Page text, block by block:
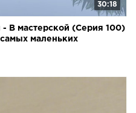
30:18
В мастерской (Серия 100)
маленьких